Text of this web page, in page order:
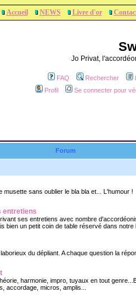
Accueil NEWS Livre d'or
Jo Privat,
FAQ Rechercher
Profil
Se connecter pour
Forum
musette sans oublier le bla bla et... L'humour !
entretiens
ses entretiens avec nombre
bien un petit coin de table réservé dans notre
du dépliant. A chaque question la
harmonie, impro, tuyaux en tout
accordage, micros, amplis...